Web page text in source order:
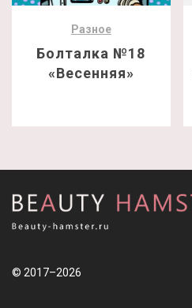
Разное
Болталка №18
«Весенняя»
© 2017–2026